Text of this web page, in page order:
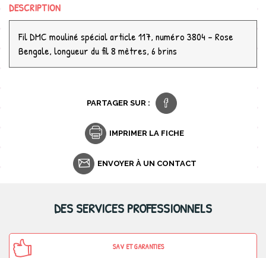
DESCRIPTION
Fil DMC mouliné spécial article 117, numéro 3804 - Rose
Bengale, longueur du fil 8 mètres, 6 brins
PARTAGER SUR :
IMPRIMER LA FICHE
ENVOYER À UN CONTACT
DES SERVICES PROFESSIONNELS
SAV ET GARANTIES